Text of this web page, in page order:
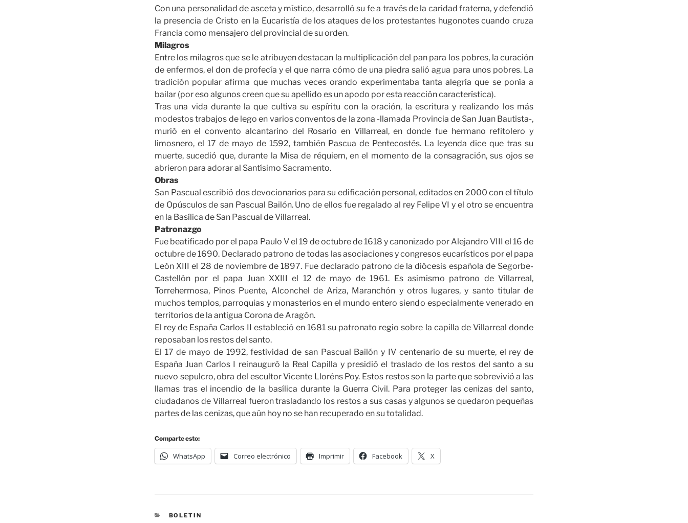
Con una personalidad de asceta y místico, desarrolló su fe a través de la caridad fraterna, y defendió
la presencia de Cristo en la Eucaristía de los ataques de los protestantes hugonotes cuando cruza
Francia como mensajero del provincial de su orden.
Milagros
Entre los milagros que se le atribuyen destacan la multiplicación del pan para los pobres, la curación
de enfermos, el don de profecía y el que narra cómo de una piedra salió agua para unos pobres. La
tradición popular afirma que muchas veces orando experimentaba tanta alegría que se ponía a
bailar (por eso algunos creen que su apellido es un apodo por esta reacción característica).
Tras una vida durante la que cultiva su espíritu con la oración, la escritura y realizando los más
modestos trabajos de lego en varios conventos de la zona -llamada Provincia de San Juan Bautista-,
murió en el convento alcantarino del Rosario en Villarreal, en donde fue hermano refitolero y
limosnero, el 17 de mayo de 1592, también Pascua de Pentecostés. La leyenda dice que tras su
muerte, sucedió que, durante la Misa de réquiem, en el momento de la consagración, sus ojos se
abrieron para adorar al Santísimo Sacramento.
Obras
San Pascual escribió dos devocionarios para su edificación personal, editados en 2000 con el título
de Opúsculos de san Pascual Bailón. Uno de ellos fue regalado al rey Felipe VI y el otro se encuentra
en la Basílica de San Pascual de Villarreal.
Patronazgo
Fue beatificado por el papa Paulo V el 19 de octubre de 1618 y canonizado por Alejandro VIII el 16 de
octubre de 1690. Declarado patrono de todas las asociaciones y congresos eucarísticos por el papa
León XIII el 28 de noviembre de 1897. Fue declarado patrono de la diócesis española de Segorbe-
Castellón por el papa Juan XXIII el 12 de mayo de 1961. Es asimismo patrono de Villarreal,
Torrehermosa, Pinos Puente, Alconchel de Ariza, Maranchón y otros lugares, y santo titular de
muchos templos, parroquias y monasterios en el mundo entero siendo especialmente venerado en
territorios de la antigua Corona de Aragón.
El rey de España Carlos II estableció en 1681 su patronato regio sobre la capilla de Villarreal donde
reposaban los restos del santo.
El 17 de mayo de 1992, festividad de san Pascual Bailón y IV centenario de su muerte, el rey de
España Juan Carlos I reinauguró la Real Capilla y presidió el traslado de los restos del santo a su
nuevo sepulcro, obra del escultor Vicente Lloréns Poy. Estos restos son la parte que sobrevivió a las
llamas tras el incendio de la basílica durante la Guerra Civil. Para proteger las cenizas del santo,
ciudadanos de Villarreal fueron trasladando los restos a sus casas y algunos se quedaron pequeñas
partes de las cenizas, que aún hoy no se han recuperado en su totalidad.
Comparte esto:
WhatsApp Correo electrónico Imprimir Facebook X
BOLETIN